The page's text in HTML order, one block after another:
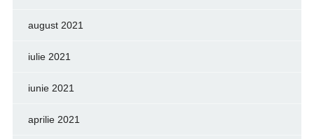
august 2021
iulie 2021
iunie 2021
aprilie 2021